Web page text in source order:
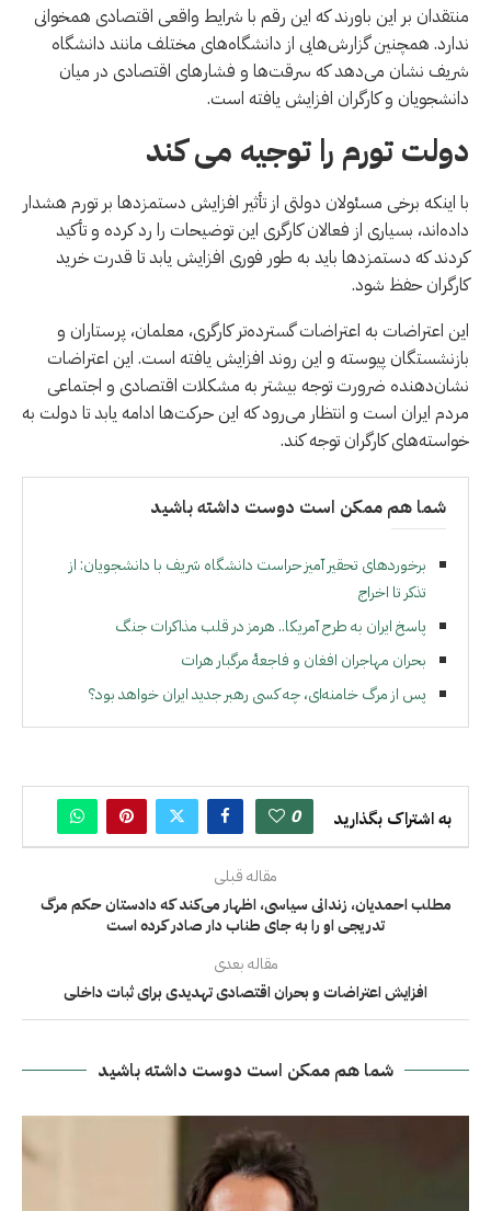
منتقدان بر این باورند که این رقم با شرایط واقعی اقتصادی همخوانی
ندارد. همچنین گزارش‌هایی از دانشگاه‌های مختلف مانند دانشگاه
شریف نشان می‌دهد که سرقت‌ها و فشارهای اقتصادی در میان
دانشجویان و کارگران افزایش یافته است.
دولت تورم را توجیه می کند
با اینکه برخی مسئولان دولتی از تأثیر افزایش دستمزدها بر تورم هشدار
داده‌اند، بسیاری از فعالان کارگری این توضیحات را رد کرده و تأکید
کردند که دستمزدها باید به طور فوری افزایش یابد تا قدرت خرید
کارگران حفظ شود.
این اعتراضات به اعتراضات گسترده‌تر کارگری، معلمان، پرستاران و
بازنشستگان پیوسته و این روند افزایش یافته است. این اعتراضات
نشان‌دهنده ضرورت توجه بیشتر به مشکلات اقتصادی و اجتماعی
مردم ایران است و انتظار می‌رود که این حرکت‌ها ادامه یابد تا دولت به
خواسته‌های کارگران توجه کند.
شما هم ممکن است دوست داشته باشید
برخوردهاى تحقير آميز حراست دانشگاه شریف با دانشجويان: از
تذكر تا اخراج
پاسخ ایران به طرح آمریکا.. هرمز در قلب مذاکرات جنگ
بحران مهاجران افغان و فاجعۀ مرگبار هرات
پس از مرگ خامنه‌ای، چه کسی رهبر جدید ایران خواهد بود؟
به اشتراک بگذارید 0
مقاله قبلی
مطلب احمدیان، زندانی سیاسی، اظهار می‌کند که دادستان حکم مرگ
تدریجی او را به جای طناب دار صادر کرده است
مقاله بعدی
افزایش اعتراضات و بحران اقتصادی تهدیدی برای ثبات داخلی
شما هم ممکن است دوست داشته باشید